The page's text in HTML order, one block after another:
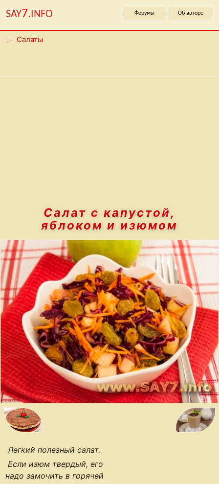
SAY7.INFO Форумы Об авторе
Салаты
Салат с капустой,
яблоком и изюмом
Легкий полезный салат.
Если изюм твердый, его
надо замочить в горячей